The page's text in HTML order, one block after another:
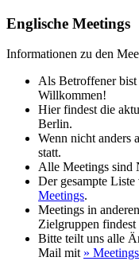
Englische Meetings
Informationen zu den
Als Betroffener
Willkommen!
Hier findest die
Berlin.
Wenn nicht anders
statt.
Alle Meetings sind
Der gesampte
Meetings.
Meetings in
Zielgruppen
Bitte teilt uns alle
Mail mit »